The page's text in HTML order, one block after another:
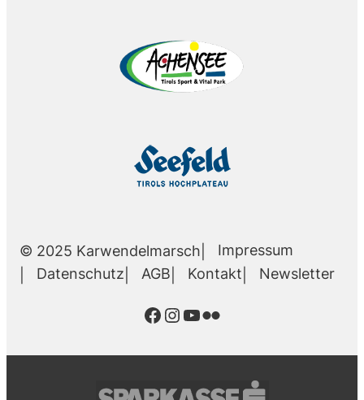
© 2025 Karwendelmarsch
Impressum
Datenschutz
AGB Kontakt Newsletter
Facebook
Instagram
YouTube
Flickr